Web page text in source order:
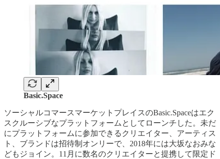
Basic.Space
ソーシャルコマースマーケットプレイスのBasic.Spaceはエク
スクルーシブなプラットフォームとしてローンチした。未だ
にプラットフォームに参加できるクリエイター、アーティス
ト、ブランドは招待制オンリーで、2018年には大坂なおみな
どもジョイン。11月に数名のクリエイターと提携して限定ド